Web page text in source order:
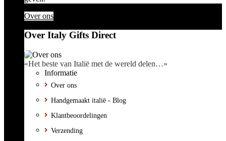
Over ons
Over Italy Gifts Direct
«Het beste van Italië met de wereld delen…»
Informatie
Over ons
Handgemaakt italië - Blog
Klantbeoordelingen
Verzending